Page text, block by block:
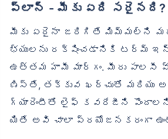
ప్లాన్ - మీకు ఏది సరైనది?
మీకు ఏదైనా జరిగితే మిమ్మల్ని
భ్యులను రక్షించడానికి టర్మ్
ఉత్తమ హామీ మార్గం. మీరు పాలసీ
ణిస్తే, తక్కువ ఖర్చుతో మరియు
గ్యారెంటీతో లైఫ్ కవరేజీని
యితే అవి చాలా ప్రయోజనకరంగా